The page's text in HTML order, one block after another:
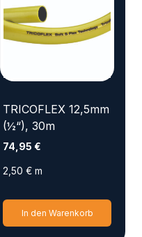
TRICOFLEX 12,5mm
(½“), 30m
74,95 €
2,50 € m
In den Warenkorb